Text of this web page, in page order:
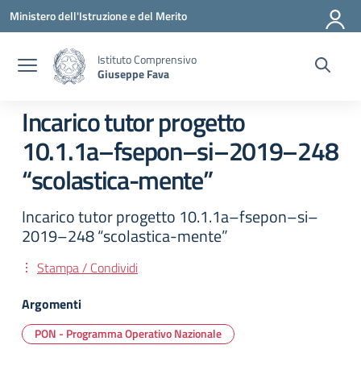
Vai ai contenuti
Vai al menu di navigazione
Vai al footer
Ministero dell'Istruzione e del Merito
Istituto Comprensivo
Giuseppe Fava
Incarico tutor progetto
10.1.1a–fsepon–si–2019–248
“scolastica-mente”
Incarico tutor progetto 10.1.1a–fsepon–si–
2019–248 “scolastica-mente”
Stampa / Condividi
Argomenti
PON - Programma Operativo Nazionale